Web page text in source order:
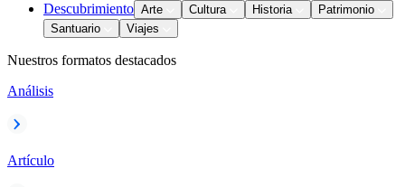
Descubrimiento Arte Cultura Historia
Patrimonio
Santuario
Viajes
Nuestros formatos destacados
Análisis
Artículo